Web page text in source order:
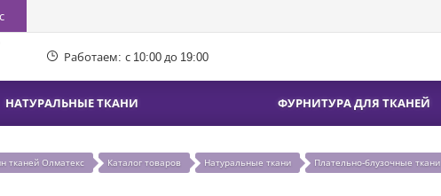
Работаем: с 10:00 до 19:00
НАТУРАЛЬНЫЕ ТКАНИ ФУРНИТУРА ДЛЯ ТКАНЕЙ
тканей Олматекс Каталог товаров Натуральные ткани Плательно-блузочные ткани